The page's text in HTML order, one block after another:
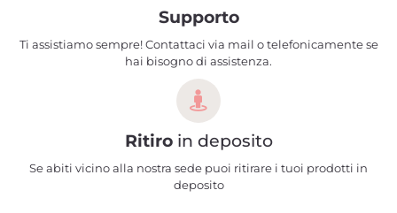
Supporto
Ti assistiamo sempre! Contattaci via mail o telefonicamente se
hai bisogno di assistenza.
Ritiroin deposito
Se abiti vicino alla nostra sede puoi ritirare i tuoi prodotti in
deposito